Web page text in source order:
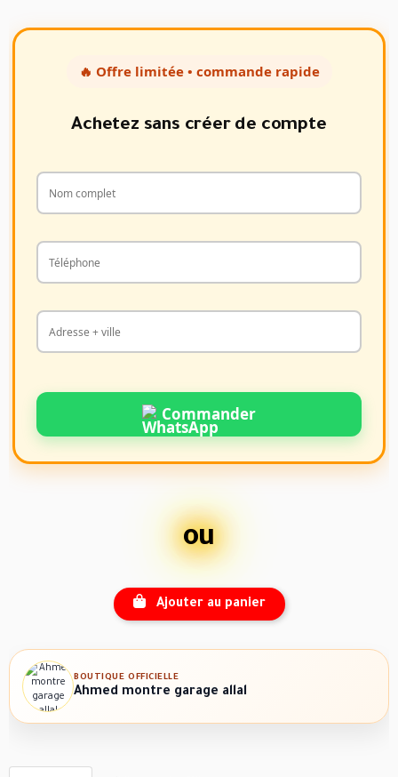
🔥 Offre limitée • commande rapide
Achetez sans créer de compte
Commander
ou
Ajouter au panier
BOUTIQUE OFFICIELLE
Ahmed montre garage allal